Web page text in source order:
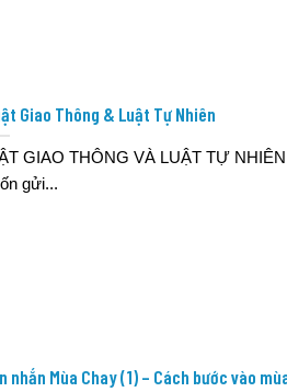
Giao Thông & Luật Tự Nhiên
GIAO THÔNG VÀ LUẬT TỰ
gửi...
nhắn Mùa Chay (1) – Cách bước vào